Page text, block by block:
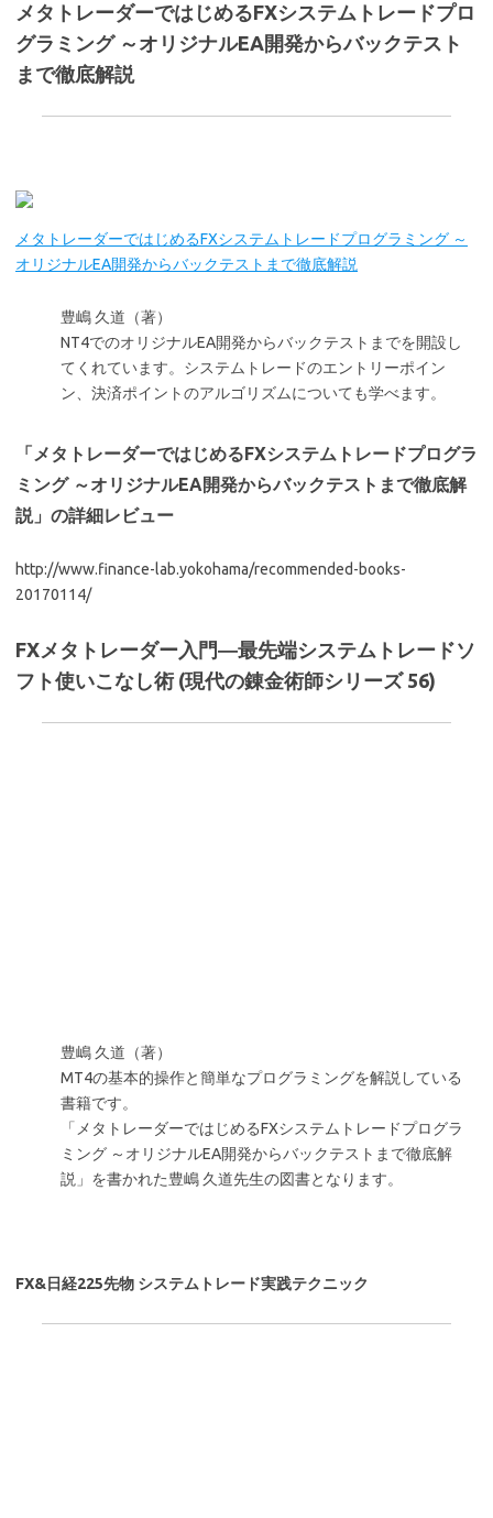
メタトレーダーではじめるFXシステムトレードプロ
グラミング ～オリジナルEA開発からバックテスト
まで徹底解説
メタトレーダーではじめるFXシステムトレードプログラミング ～
オリジナルEA開発からバックテストまで徹底解説
豊嶋 久道（著）
NT4でのオリジナルEA開発からバックテストまでを開設し
てくれています。システムトレードのエントリーポイン
ン、決済ポイントのアルゴリズムについても学べます。
「メタトレーダーではじめるFXシステムトレードプログラ
ミング ～オリジナルEA開発からバックテストまで徹底解
説」の詳細レビュー
http://www.finance-lab.yokohama/recommended-books-
20170114/
FXメタトレーダー入門―最先端システムトレードソ
フト使いこなし術 (現代の錬金術師シリーズ 56)
豊嶋 久道（著）
MT4の基本的操作と簡単なプログラミングを解説している
書籍です。
「メタトレーダーではじめるFXシステムトレードプログラ
ミング ～オリジナルEA開発からバックテストまで徹底解
説」を書かれた豊嶋 久道先生の図書となります。
FX&日経225先物 システムトレード実践テクニック